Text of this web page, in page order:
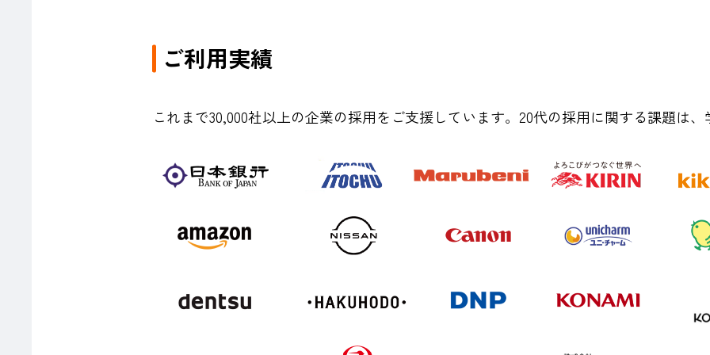
ご利用実績
これまで30,000社以上の企業の採用をご支援しています。20代の採用​に関する課題は